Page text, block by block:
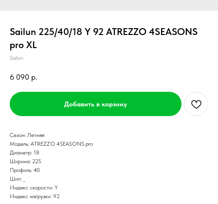
Sailun 225/40/18 Y 92 ATREZZO 4SEASONS
pro XL
Sailun
6 090 р.
Добавить в корзину
Сезон: Летняя
Модель: ATREZZO 4SEASONS pro
Диаметр: 18
Ширина: 225
Профиль: 40
Шип: _
Индекс скорости: Y
Индекс нагрузки: 92